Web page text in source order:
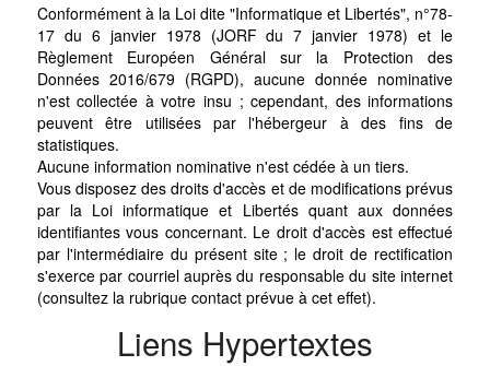
Conformément à la Loi dite "Informatique et Libertés", n°78-
17 du 6 janvier 1978 (JORF du 7 janvier 1978) et le
Règlement Européen Général sur la Protection des
Données 2016/679 (RGPD), aucune donnée nominative
n'est collectée à votre insu ; cependant, des informations
peuvent être utilisées par l'hébergeur à des fins de
statistiques.
Aucune information nominative n'est cédée à un tiers.
Vous disposez des droits d'accès et de modifications prévus
par la Loi informatique et Libertés quant aux données
identifiantes vous concernant. Le droit d'accès est effectué
par l'intermédiaire du présent site ; le droit de rectification
s'exerce par courriel auprès du responsable du site internet
(consultez la rubrique contact prévue à cet effet).
Liens Hypertextes